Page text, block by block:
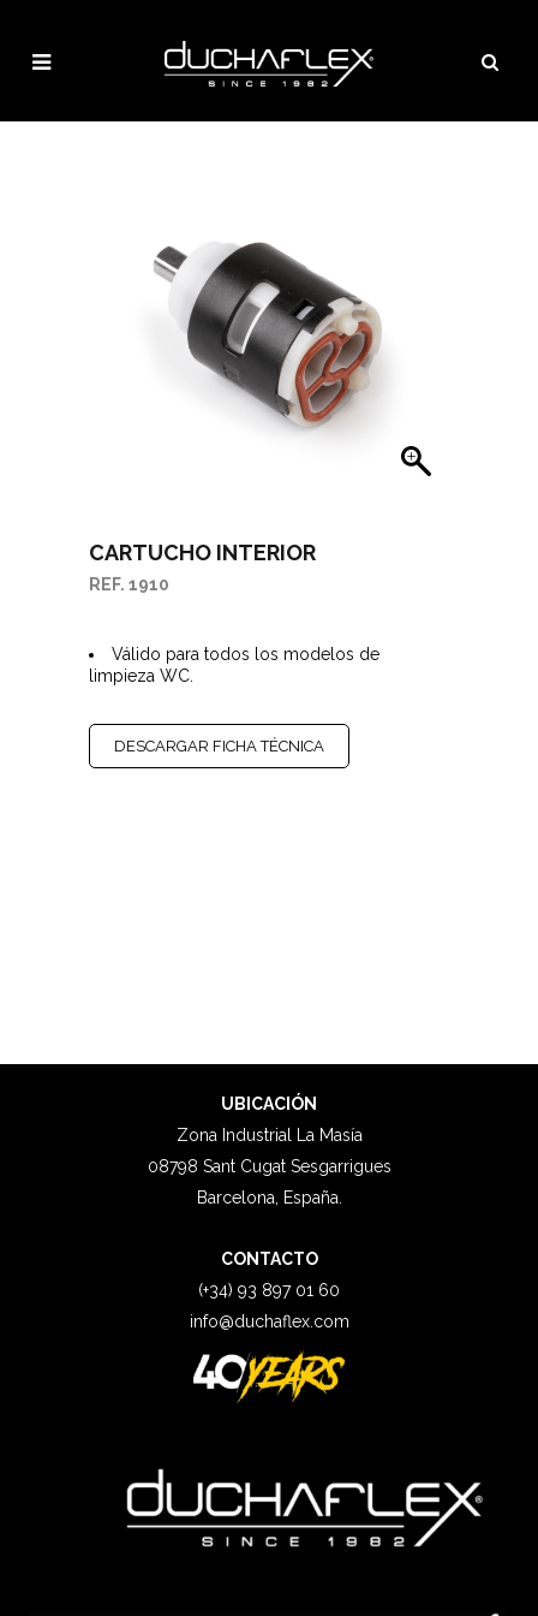
CARTUCHO INTERIOR
REF. 1910
Válido para todos los modelos de
limpieza WC.
DESCARGAR FICHA TÉCNICA
UBICACIÓN
Zona Industrial La Masía
08798 Sant Cugat Sesgarrigues
Barcelona, España.
CONTACTO
(+34) 93 897 01 60
info@duchaflex.com